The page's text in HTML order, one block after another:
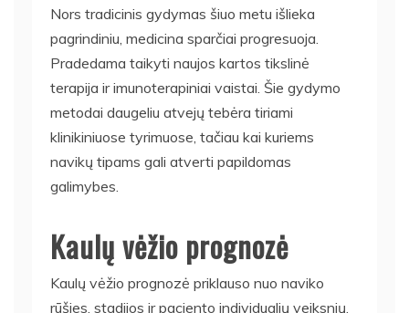
Nors tradicinis gydymas šiuo metu išlieka
pagrindiniu, medicina sparčiai progresuoja.
Pradedama taikyti naujos kartos tikslinė
terapija ir imunoterapiniai vaistai. Šie gydymo
metodai daugeliu atvejų tebėra tiriami
klinikiniuose tyrimuose, tačiau kai kuriems
navikų tipams gali atverti papildomas
galimybes.
Kaulų vėžio prognozė
Kaulų vėžio prognozė priklauso nuo naviko
rūšies, stadijos ir paciento individualių veiksnių.